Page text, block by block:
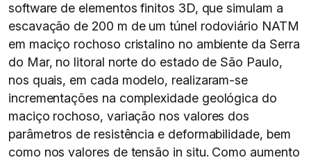
software de elementos finitos 3D, que simulam a
escavação de 200 m de um túnel rodoviário NATM
em maciço rochoso cristalino no ambiente da Serra
do Mar, no litoral norte do estado de São Paulo,
nos quais, em cada modelo, realizaram-se
incrementações na complexidade geológica do
maciço rochoso, variação nos valores dos
parâmetros de resistência e deformabilidade, bem
como nos valores de tensão in situ. Como aumento